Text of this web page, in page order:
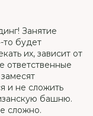
Занятие
то будет
их, зависит от
ответственные
и не сложить
башню.
сложно.